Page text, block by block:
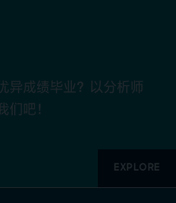
异成绩毕业？以分析师
吧！
EXPLORE